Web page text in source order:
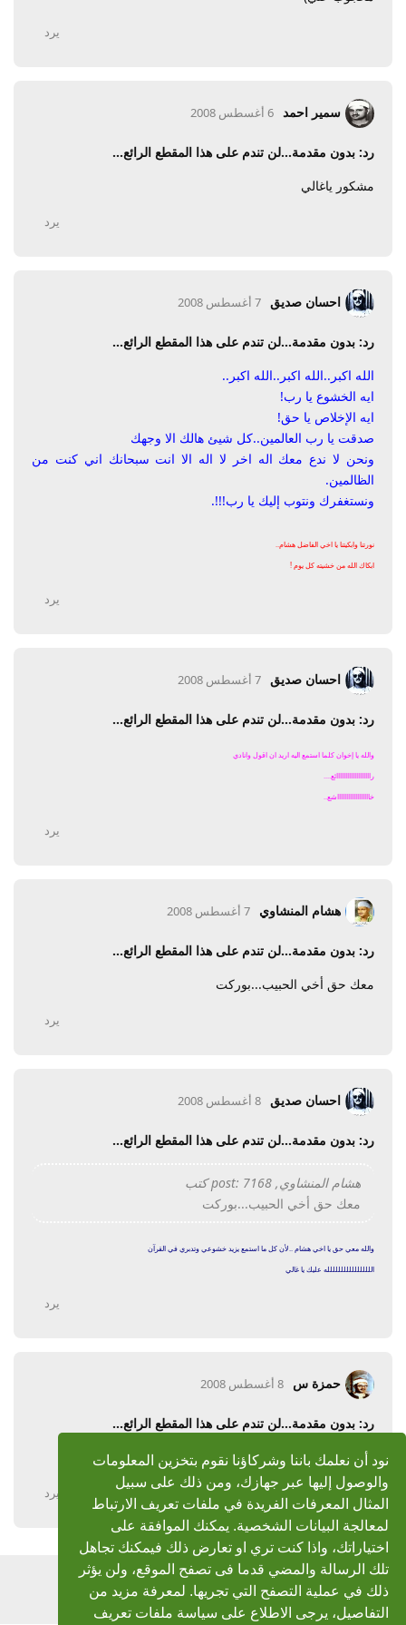
نود أن نعلمك باننا وشركاؤنا نقوم بتخزين المعلومات
والوصول إليها عبر جهازك، ومن ذلك على سبيل
المثال المعرفات الفريدة في ملفات تعريف الارتباط
لمعالجة البيانات الشخصية. يمكنك الموافقة على
اختياراتك، واذا كنت تري او تعارض ذلك فيمكنك تجاهل
تلك الرسالة والمضي قدما فى تصفح الموقع، ولن يؤثر
ذلك في عملية التصفح التي تجريها. لمعرفة مزيد من
التفاصيل، يرجى الاطلاع على سياسة ملفات تعريف
يرد
سمير احمد 6 أغسطس 2008
رد: بدون مقدمة...لن تندم على هذا المقطع الرائع...
مشكور ياغالي
يرد
احسان صديق 7 أغسطس 2008
رد: بدون مقدمة...لن تندم على هذا المقطع الرائع...
الله اكبر..الله اكبر..الله اكبر..
ايه الخشوع يا رب!
ايه الإخلاص يا حق!
صدقت يا رب العالمين..كل شيئ هالك الا وجهك
ونحن لا ندع معك اله اخر لا اله الا انت سبحانك اني كنت من
الظالمين.
ونستغفرك ونتوب إليك يا رب!!!.
نورتنا وابكيتنا يا اخي الفاضل هشام..
ابكاك الله من خشيته كل يوم !
يرد
احسان صديق 7 أغسطس 2008
رد: بدون مقدمة...لن تندم على هذا المقطع الرائع...
والله يا إخوان كلما استمع اليه اريد ان اقول وانادي
رااااااااااااااااااائع....
خااااااااااااااااااشع..
يرد
هشام المنشاوي 7 أغسطس 2008
رد: بدون مقدمة...لن تندم على هذا المقطع الرائع...
معك حق أخي الحبيب...بوركت
يرد
احسان صديق 8 أغسطس 2008
رد: بدون مقدمة...لن تندم على هذا المقطع الرائع...
هشام المنشاوي, post: 7168 كتب
معك حق أخي الحبيب...بوركت
والله معي حق يا اخي هشام ..لأن كل ما استمع يزيد خشوعي وتدبري في القرآن
اللللللللللللللللله عليك يا غالي
يرد
حمزة س 8 أغسطس 2008
رد: بدون مقدمة...لن تندم على هذا المقطع الرائع...
الرابط لم يعمل معي اخي هشام
يرد
اضف رد